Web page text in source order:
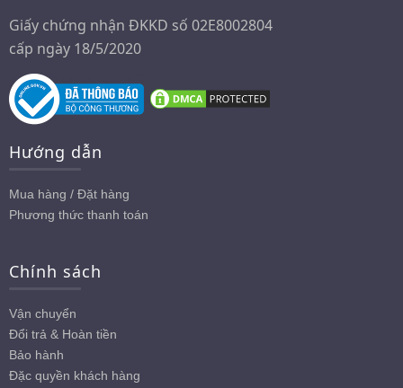
có
thể
được
chọn
trên
trang
phẩm
Giấy chứng nhận ĐKKD số 02E8002804
cấp ngày 18/5/2020
Hướng dẫn
Mua hàng / Đặt hàng
Phương thức thanh toán
Chính sách
Vận chuyển
Đổi trả & Hoàn tiền
Bảo hành
Đặc quyền khách hàng